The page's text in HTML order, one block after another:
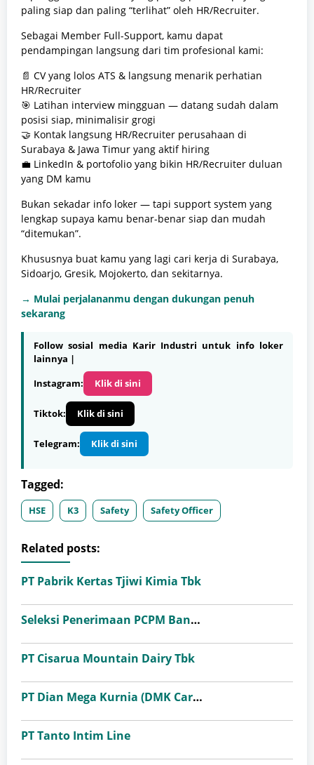
paling siap dan paling “terlihat” oleh HR/Recruiter.
Sebagai Member Full-Support, kamu dapat
pendampingan langsung dari tim profesional kami:
📄 CV yang lolos ATS & langsung menarik perhatian
HR/Recruiter
🎯 Latihan interview mingguan — datang sudah dalam
posisi siap, minimalisir grogi
🤝 Kontak langsung HR/Recruiter perusahaan di
Surabaya & Jawa Timur yang aktif hiring
💼 LinkedIn & portofolio yang bikin HR/Recruiter duluan
yang DM kamu
Bukan sekadar info loker — tapi support system yang
lengkap supaya kamu benar-benar siap dan mudah
“ditemukan”.
Khususnya buat kamu yang lagi cari kerja di Surabaya,
Sidoarjo, Gresik, Mojokerto, dan sekitarnya.
→ Mulai perjalananmu dengan dukungan penuh
sekarang
Follow sosial media Karir Industri untuk info loker
lainnya |
Instagram:
Klik di sini
Tiktok: Klik di sini
Telegram: Klik di sini
Tagged:
HSE K3 Safety Safety Officer
Related posts:
PT Pabrik Kertas Tjiwi Kimia Tbk
Seleksi Penerimaan PCPM Bank Indonesia Angkatan 41
PT Cisarua Mountain Dairy Tbk
PT Dian Mega Kurnia (DMK Cargo)
PT Tanto Intim Line